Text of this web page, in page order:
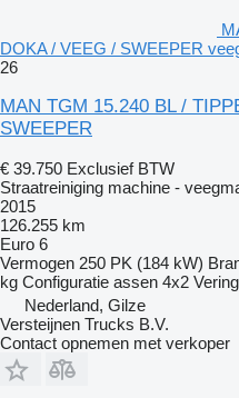
DOKA / VEEG / SWEEPER
26
MAN TGM 15.240 BL /
SWEEPER
€ 39.750 Exclusief BTW
Straatreiniging machine -
2015
126.255 km
Euro 6
Vermogen 250 PK (184 kW)
kg Configuratie assen 4x2 Vering
Nederland, Gilze
Versteijnen Trucks B.V.
Contact opnemen met verkoper